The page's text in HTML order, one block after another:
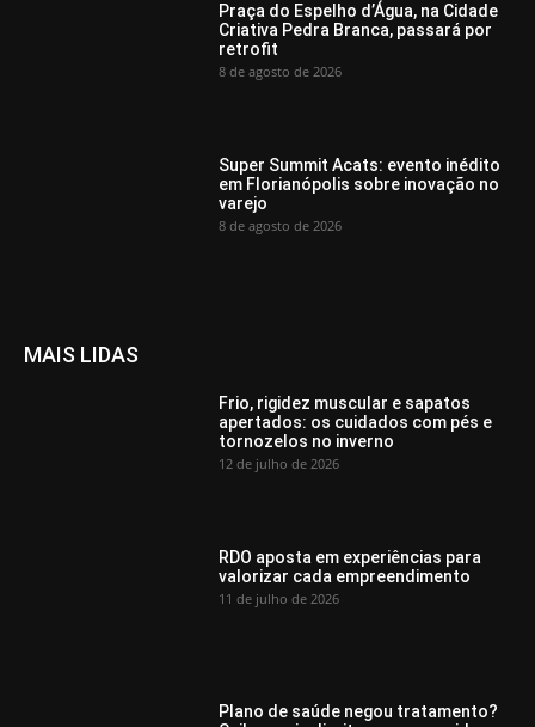
Praça do Espelho d’Água, na Cidade
Criativa Pedra Branca, passará por
retrofit
8 de agosto de 2026
Super Summit Acats: evento inédito
em Florianópolis sobre inovação no
varejo
8 de agosto de 2026
MAIS LIDAS
Frio, rigidez muscular e sapatos
apertados: os cuidados com pés e
tornozelos no inverno
12 de julho de 2026
RDO aposta em experiências para
valorizar cada empreendimento
11 de julho de 2026
Plano de saúde negou tratamento?